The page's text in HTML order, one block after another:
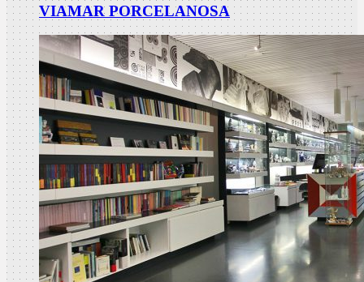
VIAMAR PORCELANOSA